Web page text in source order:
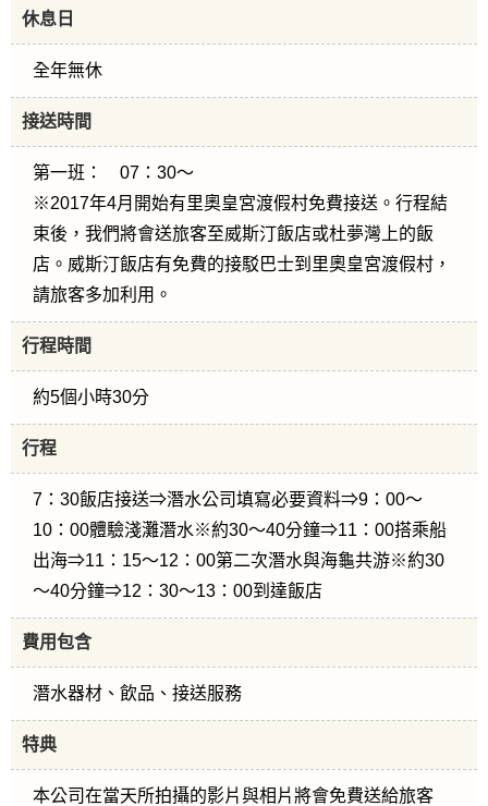
休息日
全年無休
接送時間
第一班： 07：30～
※2017年4月開始有里奧皇宮渡假村免費接送。行程結
束後，我們將會送旅客至威斯汀飯店或杜夢灣上的飯
店。威斯汀飯店有免費的接駁巴士到里奧皇宮渡假村，
請旅客多加利用。
行程時間
約5個小時30分
行程
7：30飯店接送⇒潛水公司填寫必要資料⇒9：00～
10：00體驗淺灘潛水※約30～40分鐘⇒11：00搭乘船
出海⇒11：15～12：00第二次潛水與海龜共游※約30
～40分鐘⇒12：30～13：00到達飯店
費用包含
潛水器材、飲品、接送服務
特典
本公司在當天所拍攝的影片與相片將會免費送給旅客